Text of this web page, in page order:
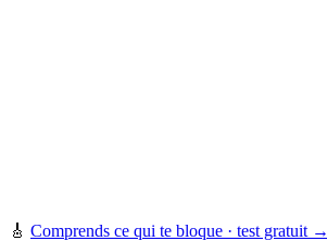
🎸 Comprends ce qui te bloque · test gratuit →